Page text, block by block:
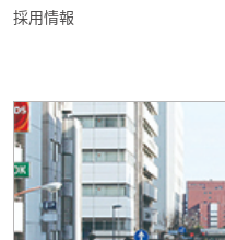
採用情報